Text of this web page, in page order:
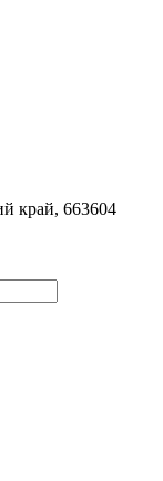
край, 663604